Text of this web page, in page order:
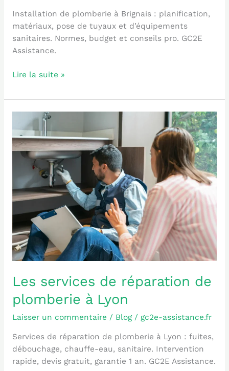
Installation de plomberie à Brignais : planification,
matériaux, pose de tuyaux et d’équipements
sanitaires. Normes, budget et conseils pro. GC2E
Assistance.
Lire la suite »
Les services de réparation de
plomberie à Lyon
Laisser un commentaire / Blog/ gc2e-assistance.fr
Services de réparation de plomberie à Lyon : fuites,
débouchage, chauffe-eau, sanitaire. Intervention
rapide, devis gratuit, garantie 1 an. GC2E Assistance.
services
de
réparation
plomberie
à
Lyon